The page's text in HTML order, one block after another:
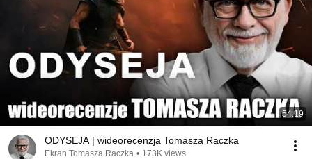
54:19
ODYSEJA | wideorecenzja Tomasza Raczka
Ekran Tomasza Raczka • 173K views